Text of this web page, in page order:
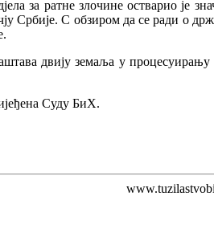
за ратне злочине остварио је
Србије. С обзиром да се ради о
двију земаља у
Суду БиХ.